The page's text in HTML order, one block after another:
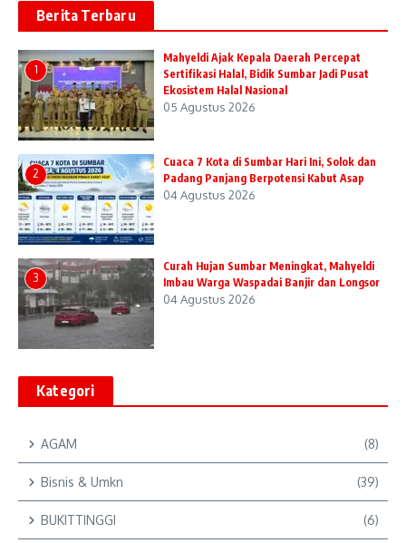
Berita Terbaru
1
Mahyeldi Ajak Kepala Daerah Percepat
Sertifikasi Halal, Bidik Sumbar Jadi Pusat
Ekosistem Halal Nasional
05 Agustus 2026
2
Cuaca 7 Kota di Sumbar Hari Ini, Solok dan
Padang Panjang Berpotensi Kabut Asap
04 Agustus 2026
3
Curah Hujan Sumbar Meningkat, Mahyeldi
Imbau Warga Waspadai Banjir dan Longsor
04 Agustus 2026
Kategori
AGAM (8)
Bisnis & Umkn (39)
BUKITTINGGI (6)